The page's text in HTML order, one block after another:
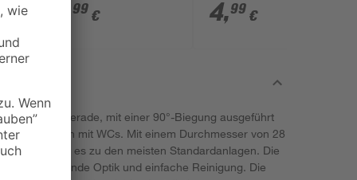
99 €
WST 140 2 Stück
4,99 €
Stahl ist gerade, mit einer 90°-Biegung ausgeführt
Druckspülern mit WCs. Mit einem Durchmesser von 28
mm passt es zu den meisten Standardanlagen. Die
ansprechende Optik und einfache Reinigung. Die